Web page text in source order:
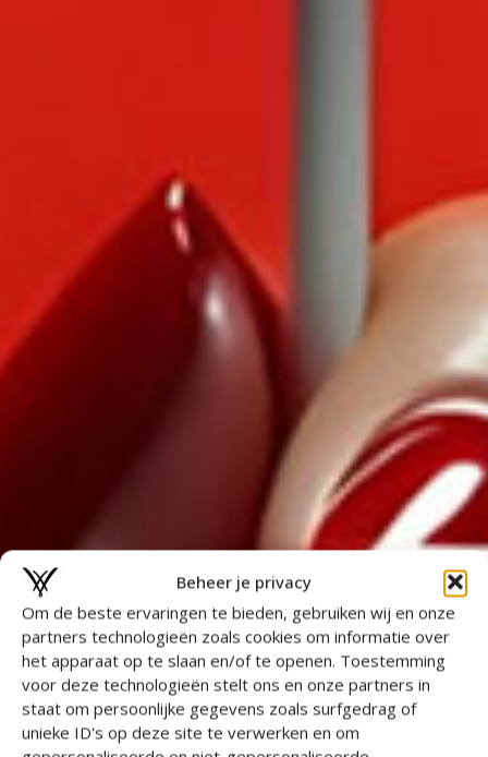
Beheer je privacy
Om de beste ervaringen te bieden, gebruiken wij en onze
partners technologieën zoals cookies om informatie over
het apparaat op te slaan en/of te openen. Toestemming
voor deze technologieën stelt ons en onze partners in
staat om persoonlijke gegevens zoals surfgedrag of
unieke ID's op deze site te verwerken en om